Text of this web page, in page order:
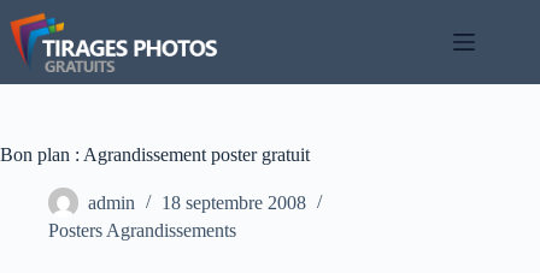
Passer
au
contenu
Bon plan : Agrandissement poster gratuit
admin
18 septembre 2008
Posters Agrandissements